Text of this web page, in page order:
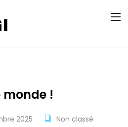
!
2025 Non classé